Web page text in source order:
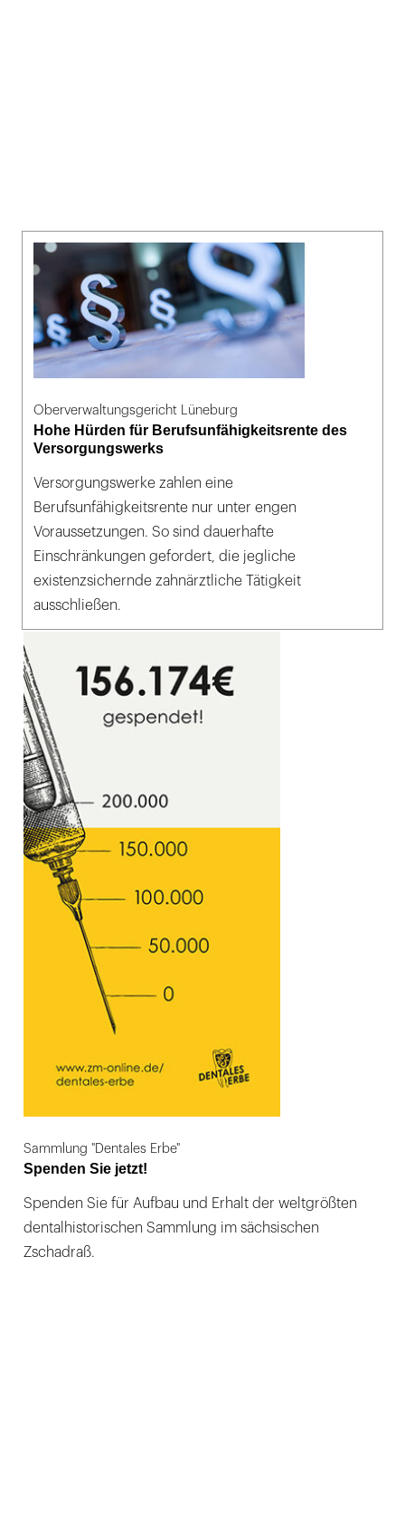
Oberverwaltungsgericht Lüneburg
Hohe Hürden für Berufsunfähigkeitsrente des
Versorgungswerks
Versorgungswerke zahlen eine
Berufsunfähigkeitsrente nur unter engen
Voraussetzungen. So sind dauerhafte
Einschränkungen gefordert, die jegliche
existenzsichernde zahnärztliche Tätigkeit
ausschließen.
Sammlung "Dentales Erbe"
Spenden Sie jetzt!
Spenden Sie für Aufbau und Erhalt der weltgrößten
dentalhistorischen Sammlung im sächsischen
Zschadraß.